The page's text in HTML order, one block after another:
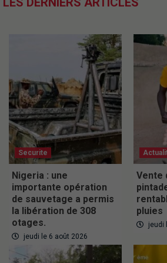
Securite
Nigeria : une
importante opération
de sauvetage a permis
la libération de 308
otages.
jeudi le 6 août 2026
Vente
pluies
jeudi